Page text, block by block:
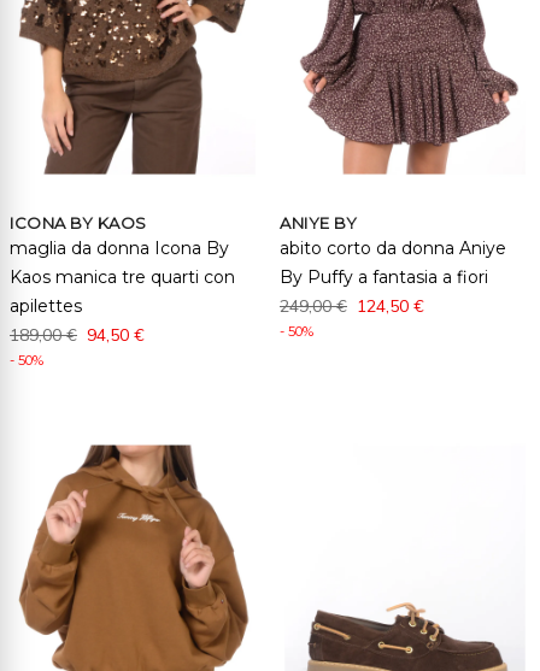
ICONA BY KAOS
maglia da donna Icona By
Kaos manica tre quarti con
apilettes
189,00 € 94,50 €
- 50%
ANIYE BY
abito corto da donna Aniye
By Puffy a fantasia a fiori
249,00 € 124,50 €
- 50%